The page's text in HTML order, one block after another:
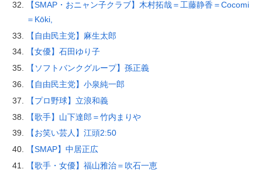
【SMAP・おニャン子クラブ】木村拓哉＝工藤静香＝Cocomi
＝Kōki,
【自由民主党】麻生太郎
【女優】石田ゆり子
【ソフトバンクグループ】孫正義
【自由民主党】小泉純一郎
【プロ野球】立浪和義
【歌手】山下達郎＝竹内まりや
【お笑い芸人】江頭2:50
【SMAP】中居正広
【歌手・女優】福山雅治＝吹石一恵